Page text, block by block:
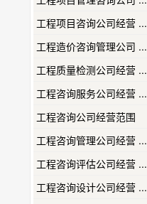
工程项目咨询公司经营 ...
工程造价咨询管理公司 ...
工程质量检测公司经营 ...
工程咨询服务公司经营 ...
工程咨询公司经营范围
工程咨询管理公司经营 ...
工程咨询评估公司经营 ...
工程咨询设计公司经营 ...